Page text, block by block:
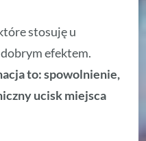
stosuję u
efektem.
to: spowolnienie,
ucisk miejsca